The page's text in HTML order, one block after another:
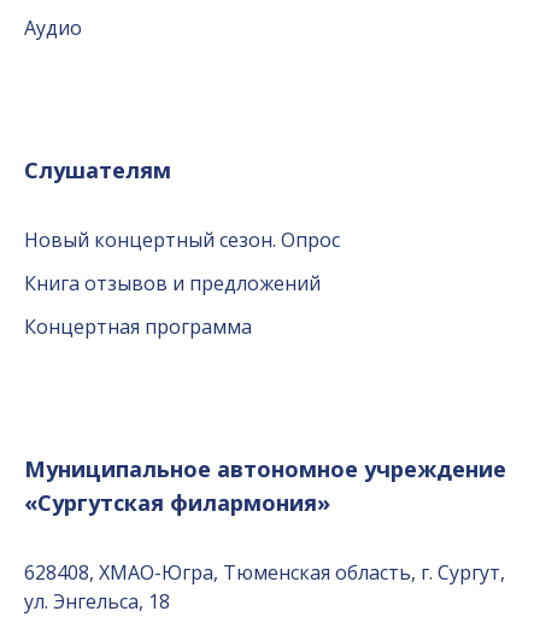
Аудио
Слушателям
Новый концертный сезон. Опрос
Книга отзывов и предложений
Концертная программа
Муниципальное автономное учреждение
«Сургутская филармония»
628408, ХМАО-Югра, Тюменская область, г. Сургут,
ул. Энгельса, 18